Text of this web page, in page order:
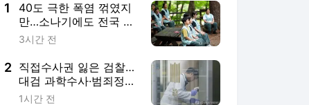
1
40도 극한 폭염 꺾였지
만…소나기에도 전국 무
더위 "지친다"
3시간 전
2 직접수사권 잃은 검찰…
대검 과학수사·범죄정보
부서도 수술대에
1시간 전